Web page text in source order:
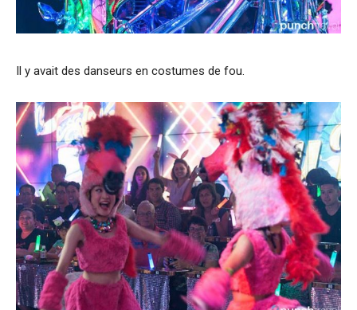
Il y avait des danseurs en costumes de fou.